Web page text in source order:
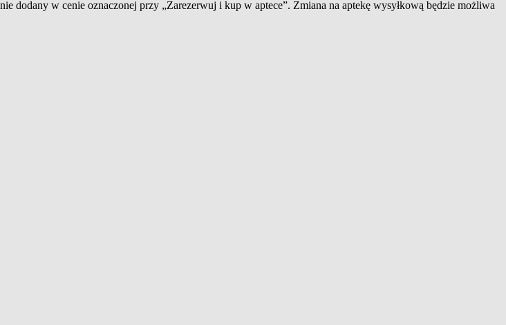
dodany w cenie oznaczonej przy „Zarezerwuj i kup w aptece”. Zmiana na aptekę wysyłkową będzie możliwa